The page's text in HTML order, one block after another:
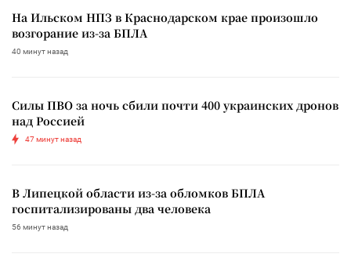
На Ильском НПЗ в Краснодарском крае произошло
возгорание из-за БПЛА
40 минут назад
Силы ПВО за ночь сбили почти 400 украинских дронов
над Россией
47 минут назад
В Липецкой области из-за обломков БПЛА
госпитализированы два человека
56 минут назад